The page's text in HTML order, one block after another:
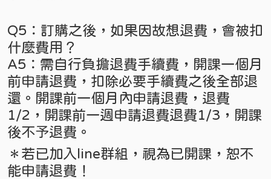
Q5：訂購之後，如果因故想退費，會被扣
什麼費用？
A5：需自行負擔退費手續費，開課一個月
前申請退費，扣除必要手續費之後全部退
還。開課前一個月內申請退費，退費
1/2，開課前一週申請退費退費1/3，開課
後不予退費。
＊若已加入line群組，視為已開課，恕不
能申請退費！